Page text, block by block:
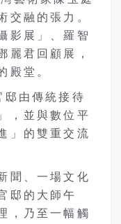
交融的張力。
影展」、羅智
麗君回顧展，
殿堂。
邸由傳統接待
，並與數位平
」的雙重交流
聞、一場文化
邸的大師午
，乃至一幅觸